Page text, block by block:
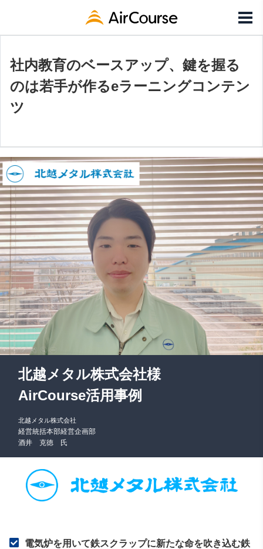
社内教育のベースアップ、鍵を握る
のは若手が作るeラーニングコンテン
ツ
北越メタル株式会社様
AirCourse活用事例
北越メタル株式会社
経営統括本部経営企画部
酒井 克徳 氏
電気炉を用いて鉄スクラップに新たな命を吹き込む鉄